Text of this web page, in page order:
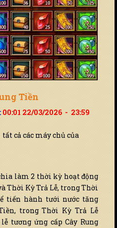
Tiền
00:01 22/03/2026 - 23:59
tất cả các máy chủ của
làm 2 thời kỳ hoạt động
Thời Kỳ Trả Lễ, trong Thời
tiến hành tưới nước tăng
trong Thời Kỳ Trả Lễ
tương ứng cấp Cây Rung